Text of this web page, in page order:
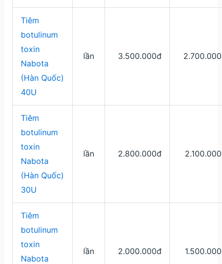
Tiêm
botulinum
toxin
Nabota
(Hàn Quốc)
40U
lần 3.500.000đ
Tiêm
botulinum
toxin
Nabota
(Hàn Quốc)
30U
lần 2.800.000đ
Tiêm
botulinum
toxin
Nabota
lần 2.000.000đ